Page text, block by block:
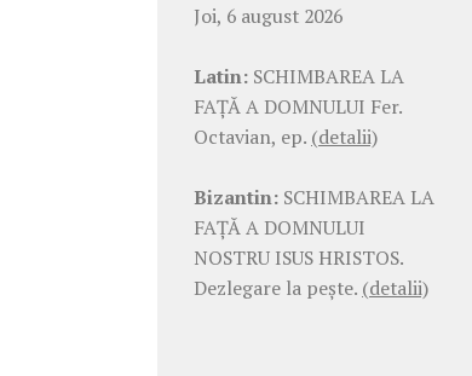
Joi, 6 august 2026
Latin: SCHIMBAREA LA
FAŢĂ A DOMNULUI Fer.
Octavian, ep. (detalii)
Bizantin: SCHIMBAREA LA
FAŢĂ A DOMNULUI
NOSTRU ISUS HRISTOS.
Dezlegare la pește. (detalii)